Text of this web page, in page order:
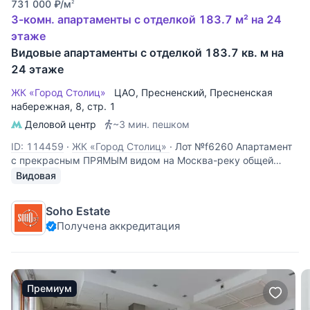
731 000 ₽/м2
3-комн. апартаменты с отделкой 183.7 м² на 24
этаже
Видовые апартаменты с отделкой 183.7 кв. м на
24 этаже
ЖК «Город Столиц» ЦАО, Пресненский, Пресненская
набережная, 8, стр. 1
Деловой центр
~3 мин. пешком
ID: 114459 · ЖК «Город Столиц» · Лот №f6260 Апартамент
с прекрасным ПРЯМЫМ видом на Москва-реку общей
площадью 183,7 кв. м. на 30 этаже башни Москва. Отделка
санузла. 2 машино-места в подземной парковке (130 000
$ каждое)
Видовая
Soho Estate
Получена аккредитация
Премиум